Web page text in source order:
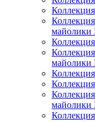
майолики
майолики
майолики